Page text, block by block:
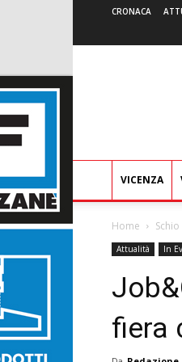
CRONACA
VICENZA
Home Schio
Attualità In
fiera